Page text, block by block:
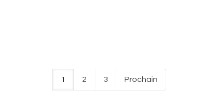
1 2 3 Prochain